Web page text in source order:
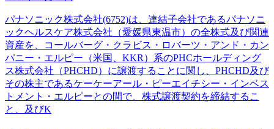
パナソニック株式会社(6752)は、連結子会社であるパナソニ
ックヘルスケア株式会社（愛媛県東温市）の全株式及び関連
資産を、コールバーグ・クラビス・ロバーツ・アンド・カン
パニー・エルピー（米国、KKR）系のPHCホールディング
ス株式会社（PHCHD）に譲渡することに関し、PHCHD及び
その株主であるケーケーアール・ピーエイチシー・インベス
トメント・エルピーとの間で、株式譲渡契約を締結するこ
と、及びK